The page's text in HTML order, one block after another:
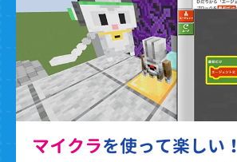
マイクラを使って楽しい！